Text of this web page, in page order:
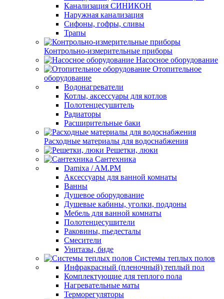
Канализация СИНИКОН
Наружная канализация
Сифоны, гофры, сливы
Трапы
Контрольно-измерительные приборы
Насосное оборудование
Отопительное
оборудование
Водонагреватели
Котлы, аксессуары для котлов
Полотенцесушитель
Радиаторы
Расширительные баки
Расходные материалы для водоснабжения
Решетки, люки
Сантехника
Damixa / AM.PM
Аксессуары для ванной комнаты
Ванны
Душевое оборудование
Душевые кабины, уголки, поддоны
Мебель для ванной комнаты
Полотенцесушители
Раковины, пьедесталы
Смесители
Унитазы, биде
Системы теплых полов
Инфракрасный (пленочный) теплый пол
Комплектующие для теплого пола
Нагревательные маты
Терморегуляторы